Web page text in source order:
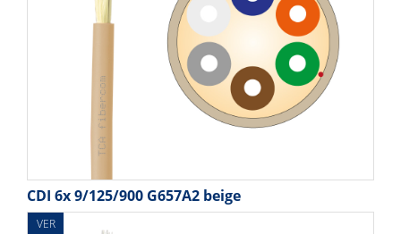
CDI 6x 9/125/900 G657A2 beige
VER